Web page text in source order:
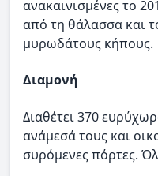
ανακαινισμένες το
από τη θάλασσα και
μυρωδάτους κήπους.
Διαμονή
Διαθέτει 370
ανάμεσά τους και
συρόμενες πόρτες.